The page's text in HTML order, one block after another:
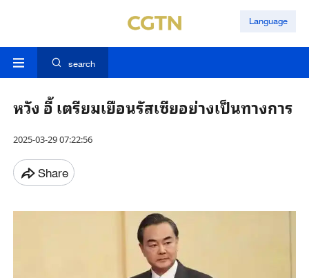
Language
search
หวัง อี้ เตรียมเยือนรัสเซียอย่างเป็นทางการ
2025-03-29 07:22:56
Share